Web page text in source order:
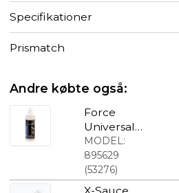
Specifikationer
Prismatch
Andre købte også:
Force
Universal
Olie i flaske
80 ml
MODEL:
895629
(53276)
X-Sauce